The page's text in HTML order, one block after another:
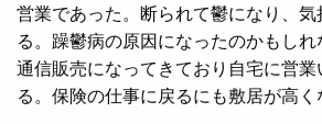
営業であった。断られて鬱になり、
る。躁鬱病の原因になったのかもし
通信販売になってきており自宅に営
る。保険の仕事に戻るにも敷居が高